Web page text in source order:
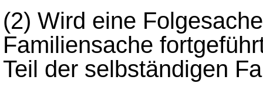
(2) Wird eine
Familiensache
Teil der selbständigen